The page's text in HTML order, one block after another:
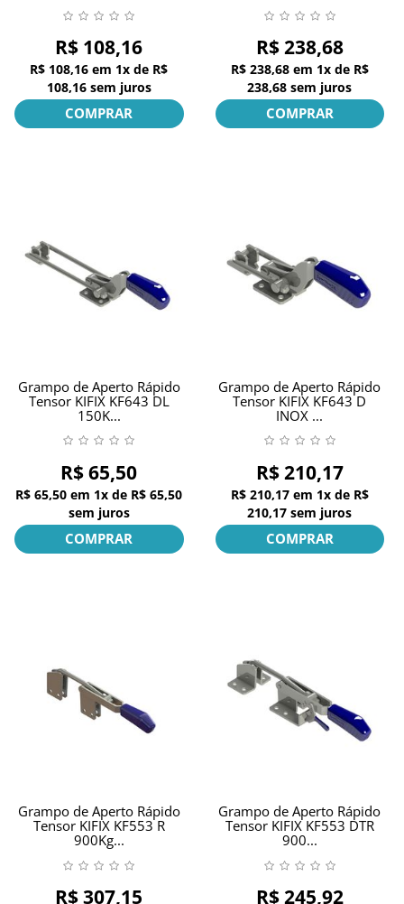
R$ 108,16
R$ 108,16 em 1x de R$
108,16 sem juros
COMPRAR
R$ 238,68
R$ 238,68 em 1x de R$
238,68 sem juros
COMPRAR
Grampo de Aperto Rápido
Tensor KIFIX KF643 DL
150K...
R$ 65,50
R$ 65,50 em 1x de R$ 65,50
sem juros
COMPRAR
Grampo de Aperto Rápido
Tensor KIFIX KF643 D
INOX ...
R$ 210,17
R$ 210,17 em 1x de R$
210,17 sem juros
COMPRAR
Grampo de Aperto Rápido
Tensor KIFIX KF553 R
900Kg...
R$ 307,15
Grampo de Aperto Rápido
Tensor KIFIX KF553 DTR
900...
R$ 245,92